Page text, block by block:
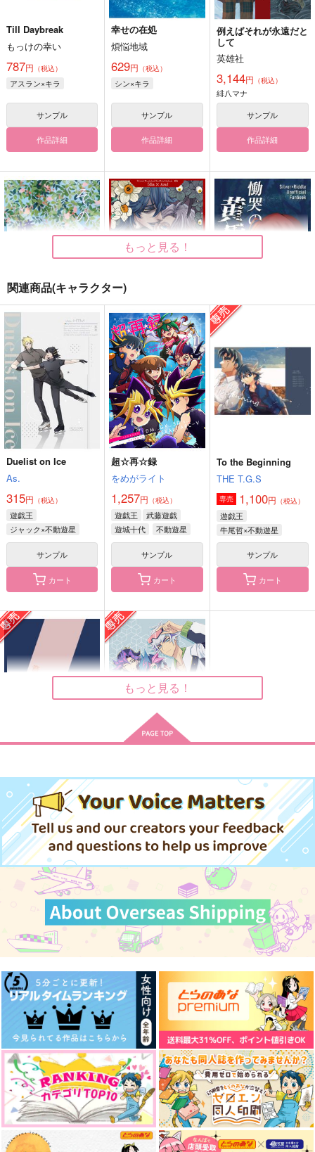
Till Daybreak
もっけの幸い
787円 （税込）
アスラン×キラ
サンプル
作品詳細
幸せの在処
煩悩地域
629円 （税込）
シン×キラ
サンプル
作品詳細
例えばそれが永遠だと
して
英雄社
3,144円 （税込）
緋八マナ
サンプル
作品詳細
その花を憶えてる
primavera
787円（税込）
和泉一織
サンプル
作品詳細
SOUP
TIGERLILY
1,572円（税込）
イデア×アズール
サンプル
作品詳細
慟哭の黄昏
花市街の古本屋
1,100円（税込）
シルバー×リドル
サンプル
ざんげボックス#1
ざんげボックス
1,100 （税込）
ぬばたまの夜さり来れ
ば
ノアの方舟
3,457円（税込）
作品詳細
飴色本舗
1,257円（税込）
サンプル
作品詳細
誰が為のセオロジー
弔譚堂
2,357円（税込）
サンプル
作品詳細
from 異郷より part1
2,515円（税込）
ファイノン×モーディス
サンプル
作品詳細
もっと見る！
関連商品(キャラクター)
Duelist on Ice
As.
315円 （税込）
遊戯王
ジャック×不動遊星
サンプル
カート
超☆再☆録
をめがライト
1,257円 （税込）
遊戯王
武藤遊戯
遊城十代
不動遊星
サンプル
カート
To the Beginning
THE T.G.S
専売 1,100円 （税込）
遊戯王
牛尾哲×不動遊星
サンプル
カート
彼岸屋忠兵衛
専売 629円 （税込）
遊戯王
不動遊星×ジャック
サンプル
カート
合同誌２
Re:cray
748
遊戯王
藤木遊作
不動遊星
榊遊矢
サンプル
もっと見る！